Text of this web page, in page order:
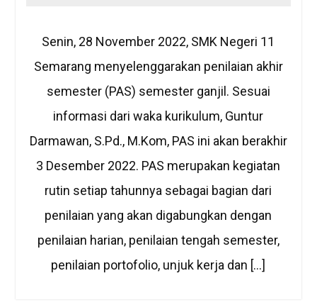
Senin, 28 November 2022, SMK Negeri 11
Semarang menyelenggarakan penilaian akhir
semester (PAS) semester ganjil. Sesuai
informasi dari waka kurikulum, Guntur
Darmawan, S.Pd., M.Kom, PAS ini akan berakhir
3 Desember 2022. PAS merupakan kegiatan
rutin setiap tahunnya sebagai bagian dari
penilaian yang akan digabungkan dengan
penilaian harian, penilaian tengah semester,
penilaian portofolio, unjuk kerja dan […]